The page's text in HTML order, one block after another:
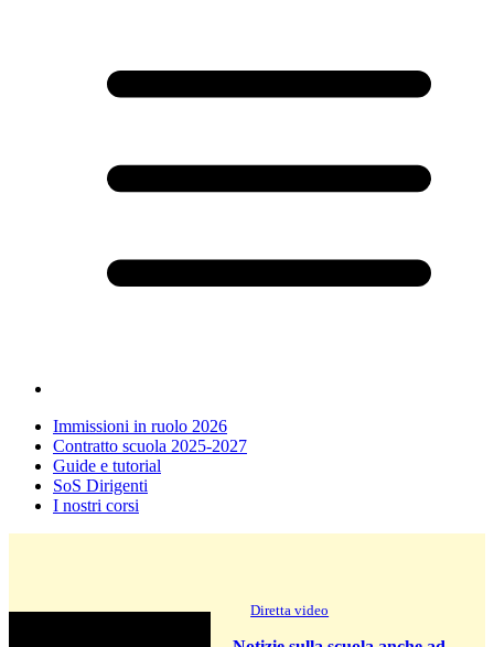
Immissioni in ruolo 2026
Contratto scuola 2025-2027
Guide e tutorial
SoS Dirigenti
I nostri corsi
Diretta video